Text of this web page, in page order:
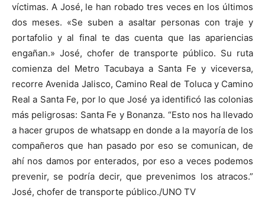
víctimas. A José, le han robado tres veces en los últimos
dos meses. «Se suben a asaltar personas con traje y
portafolio y al final te das cuenta que las apariencias
engañan.» José, chofer de transporte público. Su ruta
comienza del Metro Tacubaya a Santa Fe y viceversa,
recorre Avenida Jalisco, Camino Real de Toluca y Camino
Real a Santa Fe, por lo que José ya identificó las colonias
más peligrosas: Santa Fe y Bonanza. “Esto nos ha llevado
a hacer grupos de whatsapp en donde a la mayoría de los
compañeros que han pasado por eso se comunican, de
ahí nos damos por enterados, por eso a veces podemos
prevenir, se podría decir, que prevenimos los atracos.”
José, chofer de transporte público./UNO TV